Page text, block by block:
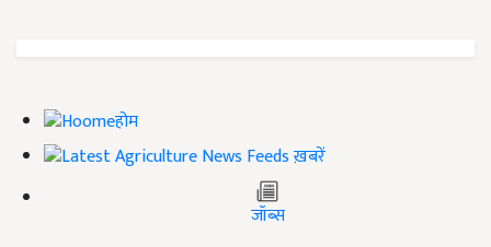
होम
ख़बरें
जॉब्स